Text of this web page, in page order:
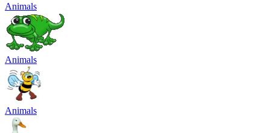
Animals
Animals
Animals